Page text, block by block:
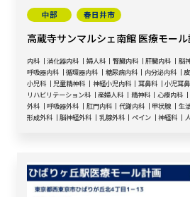
中部 春日井市
高蔵寺サンマルシェ南館 医療モー
内科 消化器内科 婦人科 腎臓内科 肝臓内科 脳
呼吸器内科
循環器内科 糖尿病内科 内分泌内科
小児科
児童精神科 神経小児内科 耳鼻科 小児耳
リハビリテーション科
産婦人科 精神科 心療内科
外科
呼吸器外科 肛門内科 代謝内科 甲状腺 生
形成外科
脳神経外科 乳腺外科 ペイン 神経科